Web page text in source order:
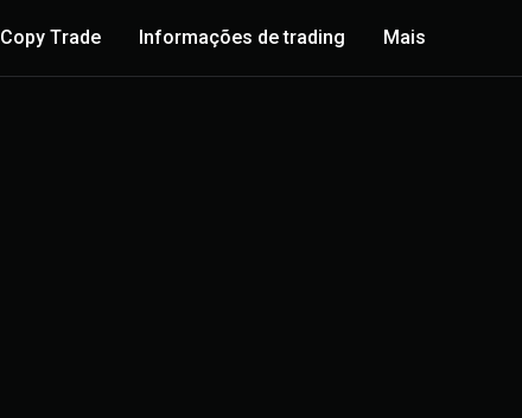
Copy Trade Informações de trading Mais